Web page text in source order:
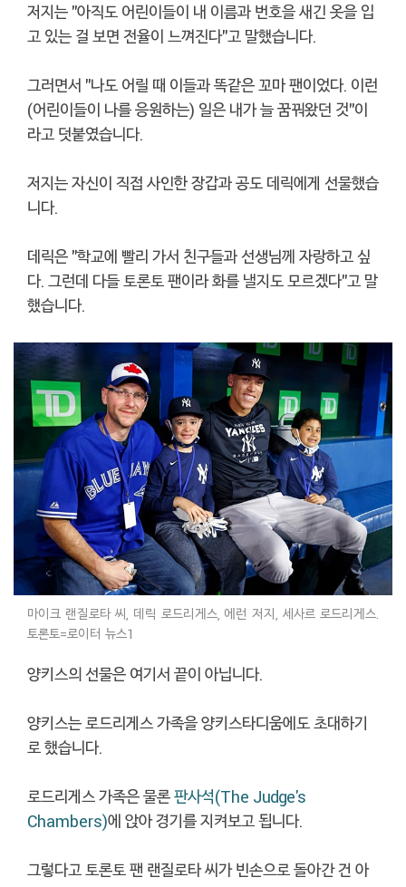
저지는 "아직도 어린이들이 내 이름과 번호을 새긴 옷을 입
고 있는 걸 보면 전율이 느껴진다"고 말했습니다.
그러면서 "나도 어릴 때 이들과 똑같은 꼬마 팬이었다. 이런
(어린이들이 나를 응원하는) 일은 내가 늘 꿈꿔왔던 것"이
라고 덧붙였습니다.
저지는 자신이 직접 사인한 장갑과 공도 데릭에게 선물했습
니다.
데릭은 "학교에 빨리 가서 친구들과 선생님께 자랑하고 싶
다. 그런데 다들 토론토 팬이라 화를 낼지도 모르겠다"고 말
했습니다.
마이크 랜질로타 씨, 데릭 로드리게스, 에런 저지, 세사르 로드리게스.
토론토=로이터 뉴스1
양키스의 선물은 여기서 끝이 아닙니다.
양키스는 로드리게스 가족을 양키스타디움에도 초대하기
로 했습니다.
로드리게스 가족은 물론판사석(The Judge's
Chambers)에 앉아 경기를 지켜보고 됩니다.
그렇다고 토론토 팬 랜질로타 씨가 빈손으로 돌아간 건 아